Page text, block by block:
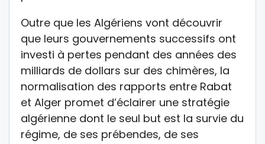
Outre que les Algériens vont découvrir
que leurs gouvernements successifs ont
investi à pertes pendant des années des
milliards de dollars sur des chimères, la
normalisation des rapports entre Rabat
et Alger promet d’éclairer une stratégie
algérienne dont le seul but est la survie du
régime, de ses prébendes, de ses